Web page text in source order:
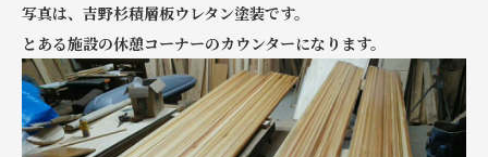
写真は、吉野杉積層板ウレタン塗装です。
とある施設の休憩コーナーのカウンターになります。